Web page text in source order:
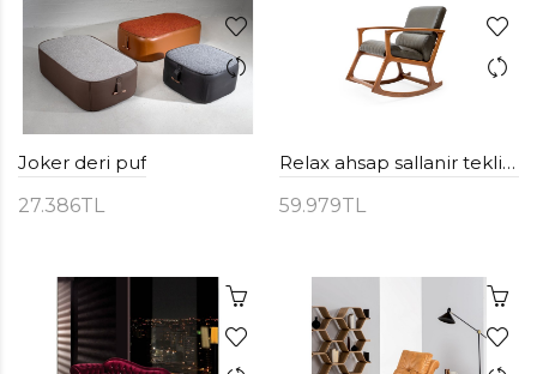
Joker deri puf
27.386TL
Relax ahsap sallanir tekli koltuk
59.979TL